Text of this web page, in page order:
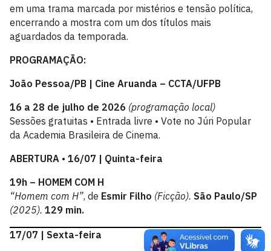
em uma trama marcada por mistérios e tensão política,
encerrando a mostra com um dos títulos mais
aguardados da temporada.
PROGRAMAÇÃO:
João Pessoa/PB | Cine Aruanda – CCTA/UFPB
16 a 28 de julho de 2026 (programação local)
Sessões gratuitas • Entrada livre • Vote no Júri Popular
da Academia Brasileira de Cinema.
ABERTURA • 16/07 | Quinta-feira
19h – HOMEM COM H
“Homem com H”, de Esmir Filho (Ficção). São Paulo/SP
(2025). 129 min.
17/07 | Sexta-feira